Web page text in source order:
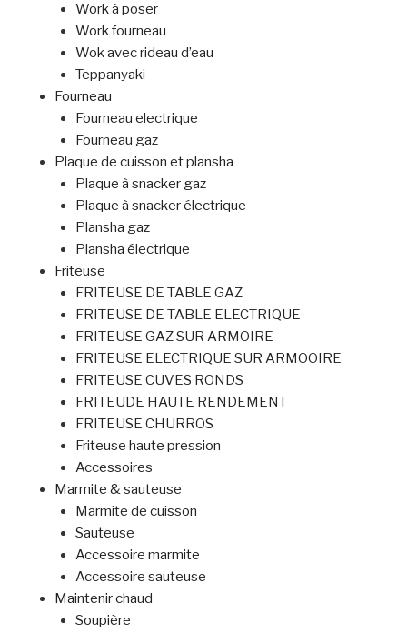
Work à poser
Work fourneau
Wok avec rideau d’eau
Teppanyaki
Fourneau
Fourneau electrique
Fourneau gaz
Plaque de cuisson et plansha
Plaque à snacker gaz
Plaque à snacker électrique
Plansha gaz
Plansha électrique
Friteuse
FRITEUSE DE TABLE GAZ
FRITEUSE DE TABLE ELECTRIQUE
FRITEUSE GAZ SUR ARMOIRE
FRITEUSE ELECTRIQUE SUR ARMOOIRE
FRITEUSE CUVES RONDS
FRITEUDE HAUTE RENDEMENT
FRITEUSE CHURROS
Friteuse haute pression
Accessoires
Marmite & sauteuse
Marmite de cuisson
Sauteuse
Accessoire marmite
Accessoire sauteuse
Maintenir chaud
Soupière